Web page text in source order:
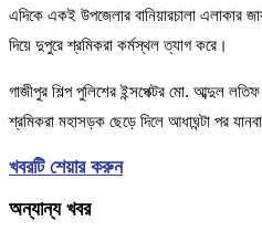
এদিকে একই উপজেলার বানিয়ারচালা এলাকার
দিয়ে দুপুরে শ্রমিকরা কর্মস্থল ত্যাগ করে।
গাজীপুর শিল্প পুলিশের ইন্সপেক্টর মো. আব্দুল
শ্রমিকরা মহাসড়ক ছেড়ে দিলে আধাঘন্টা পর
খবরটি শেয়ার করুন
অন্যান্য খবর